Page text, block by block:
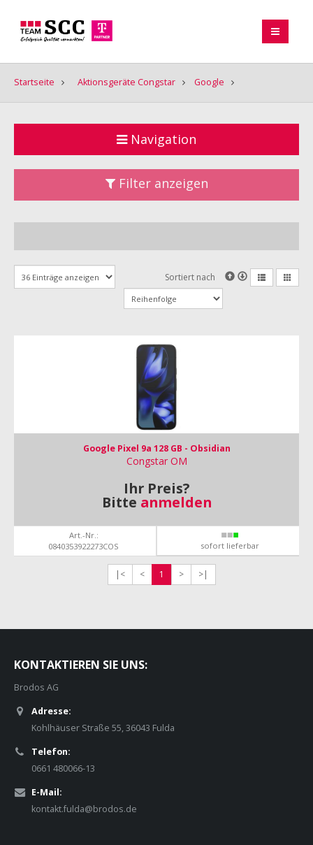
Startseite Aktionsgeräte Congstar Google
Navigation
Filter anzeigen
Sortiert nach
Google Pixel 9a 128 GB - Obsidian
Congstar OM
Ihr Preis?
Bitte anmelden
Art.-Nr.:
0840353922273COS
sofort lieferbar
|< < 1 > >|
KONTAKTIEREN SIE UNS:
Brodos AG
Adresse:
Kohlhäuser Straße 55, 36043 Fulda
Telefon:
0661 480066-13
E-Mail:
kontakt.fulda@brodos.de